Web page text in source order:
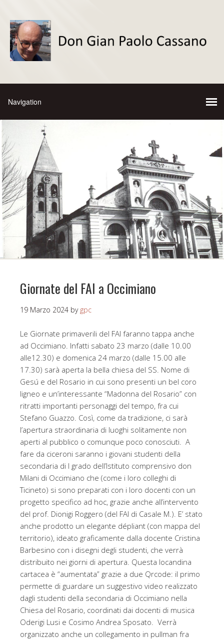
Giornate del FAI a Occimiano
19 Marzo 2024 by gpc
Le Giornate primaverili del FAI faranno tappa anche
ad Occimiano. Infatti sabato 23 marzo (dalle 10.00
alle12.30) e domenica 24 marzo (dalle 15.00 alle
17.30) sarà aperta la bella chiesa del SS. Nome di
Gesú e del Rosario in cui sono presenti un bel coro
ligneo e un’interessante “Madonna del Rosario” con
ritratti importanti personaggi del tempo, fra cui
Stefano Guazzo. Così, come da tradizione, ci sarà
l’apertura straordinaria di luoghi solitamente non
aperti al pubblico o comunque poco conosciuti. A
fare da ciceroni saranno i giovani studenti della
secondaria di I grado dell’Istituto comprensivo don
Milani di Occimiano che (come i loro colleghi di
Ticineto) si sono preparati con i loro docenti con un
progetto specifico ad hoc, grazie anche all’intervento
del prof. Dionigi Roggero (del FAI di Casale M.). E’ stato
anche prodotto un elegante dépliant (con mappa del
territorio), ideato graficamente dalla docente Cristina
Barbesino con i disegni degli studenti, che verrà
distribuito nei giorni di apertura. Questa locandina
cartacea è “aumentata” grazie a due Qrcode: il primo
permette di guardare un suggestivo video realizzato
dagli studenti della secondaria di Occimiano nella
Chiesa del Rosario, coordinati dai docenti di musica
Oderigi Lusi e Cosimo Andrea Sposato. Verrà
organizzato anche un collegamento in pullman fra